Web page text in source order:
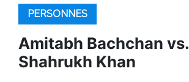
PERSONNES
Amitabh Bachchan vs.
Shahrukh Khan